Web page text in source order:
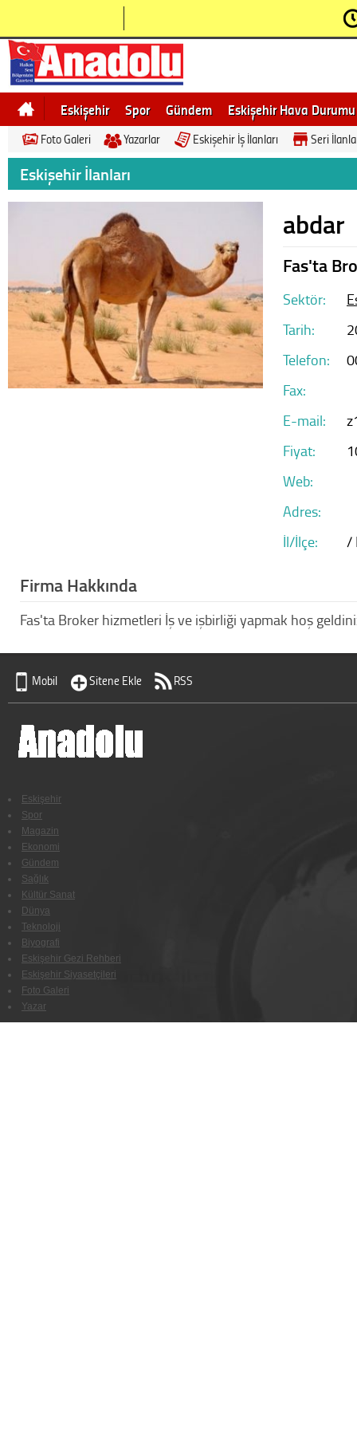
Eskişehir Spor Gündem
Eskişehir Hava Durumu
Bilecik
Ne demek Eskişehir Gezi Rehberi
Foto Galeri Yazarlar Eskişehir İş İlanları Seri
Eskişehir İlanları
abdar
Fas'ta
Sektör:
Tarih:
Telefon:
Fax:
E-mail:
Fiyat:
Web:
Adres:
İl/İlçe:
/
Firma Hakkında
Fas'ta Broker hizmetleri İş ve işbirliği yapmak hoş
Mobil Sitene Ekle RSS
Eskişehir
Spor
Magazin
Ekonomi
Gündem
Sağlık
Kültür Sanat
Dünya
Teknoloji
Biyografi
Eskişehir Gezi Rehberi
Eskişehir Siyasetçileri
Foto Galeri
Yazar